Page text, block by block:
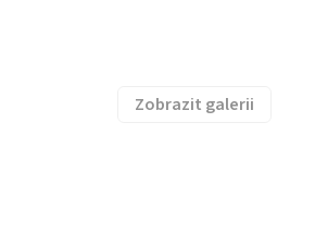
Zobrazit galerii